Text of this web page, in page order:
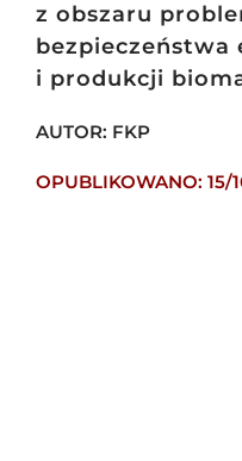
z obszaru
bezpieczeństwa
i produkcji
AUTOR: FKP
OPUBLIKOWANO: 15/